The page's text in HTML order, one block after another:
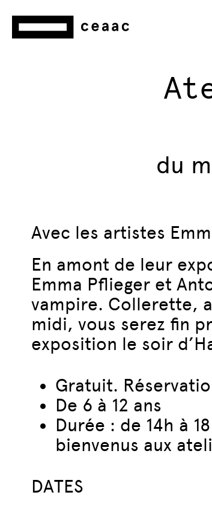
du
Avec les artistes
En amont de leur
Emma Pflieger et
vampire. Collerette,
midi, vous serez fin
exposition le soir
Gratuit.
De 6 à 12 ans
Durée : de 14h à
bienvenus aux
DATES